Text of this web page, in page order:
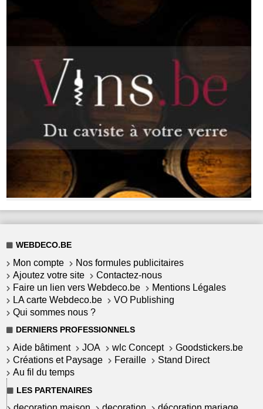
WEBDECO.BE
Mon compte
Nos formules publicitaires
Ajoutez votre site
Contactez-nous
Faire un lien vers Webdeco.be
Mentions Légales
LA carte Webdeco.be
VO Publishing
Qui sommes nous ?
DERNIERS PROFESSIONNELS
Aide bâtiment JOA wlc Concept
Goodstickers.be
Créations et Paysage
Feraille
Stand Direct
Au fil du temps
LES PARTENAIRES